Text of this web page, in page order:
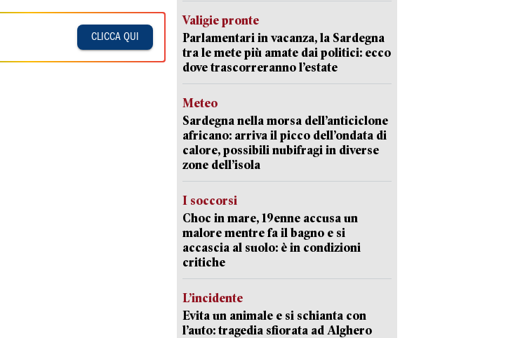
CLICCA QUI
Valigie pronte
Parlamentari in vacanza, la Sardegna
tra le mete più amate dai politici: ecco
dove trascorreranno l’estate
Meteo
Sardegna nella morsa dell’anticiclone
africano: arriva il picco dell’ondata di
calore, possibili nubifragi in diverse
zone dell’isola
I soccorsi
Choc in mare, 19enne accusa un
malore mentre fa il bagno e si
accascia al suolo: è in condizioni
critiche
L’incidente
Evita un animale e si schianta con
l’auto: tragedia sfiorata ad Alghero